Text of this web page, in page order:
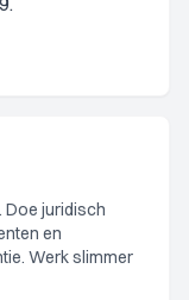
Doe juridisch
en
Werk slimmer